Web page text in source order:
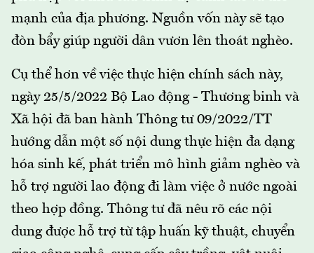
mạnh của địa phương. Nguồn vốn này sẽ tạo
đòn bẩy giúp người dân vươn lên thoát nghèo.
Cụ thể hơn về việc thực hiện chính sách này,
ngày 25/5/2022 Bộ Lao động - Thương binh và
Xã hội đã ban hành Thông tư 09/2022/TT
hướng dẫn một số nội dung thực hiện đa dạng
hóa sinh kế, phát triển mô hình giảm nghèo và
hỗ trợ người lao động đi làm việc ở nước ngoài
theo hợp đồng. Thông tư đã nêu rõ các nội
dung được hỗ trợ từ tập huấn kỹ thuật, chuyển